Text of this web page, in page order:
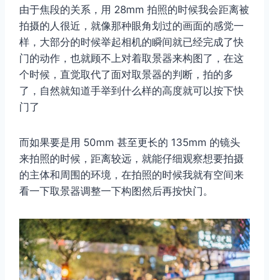
由于焦段的关系，用 28mm 拍照的时候我会距离被
拍摄的人很近，就像那种眼角划过的画面的感觉一
样，大部分的时候举起相机的瞬间就已经完成了快
门的动作，也就顾不上对着取景器来构图了，在这
个时候，直觉取代了面对取景器的判断，拍的多
了，自然就知道手举到什么样的高度就可以按下快
门了
而如果要是用 50mm 甚至更长的 135mm 的镜头
来拍照的时候，距离较远，就能仔细观察想要拍摄
的主体和周围的环境，在拍照的时候我就有空间来
看一下取景器调整一下构图然后再按快门。